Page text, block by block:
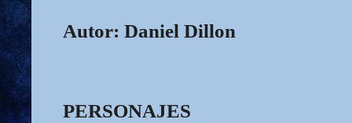
Autor: Daniel Dillon
PERSONAJES